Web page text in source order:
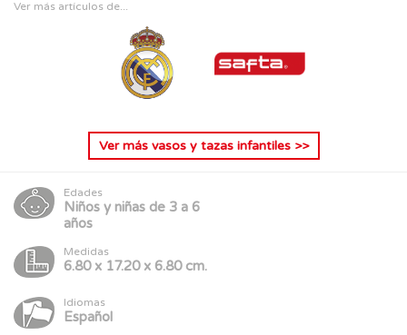
Ver más artículos de...
Ver más vasos y tazas infantiles>>
Edades
Niños y niñas de 3 a 6
años
Medidas
6.80 x 17.20 x 6.80 cm.
Idiomas
Español